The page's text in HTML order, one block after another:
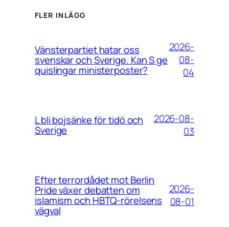
FLER INLÄGG
Vänsterpartiet hatar oss
svenskar och Sverige. Kan S ge
quislingar ministerposter?
2026-
08-
04
L bli bojsänke för tidö och
Sverige
2026-08-
03
Efter terrordådet mot Berlin
Pride växer debatten om
islamism och HBTQ-rörelsens
vägval
2026-
08-01